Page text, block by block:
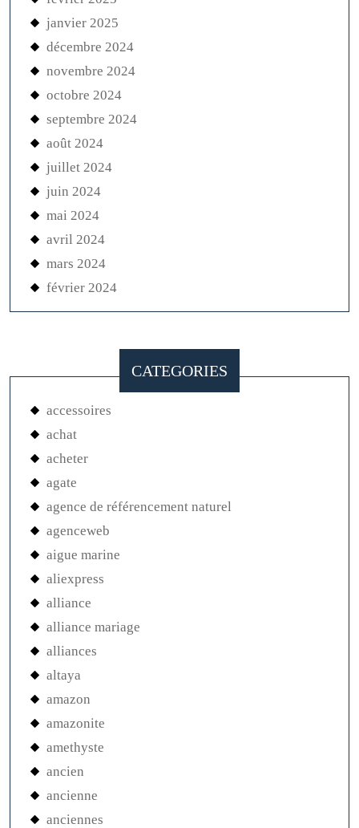
janvier 2025
décembre 2024
novembre 2024
octobre 2024
septembre 2024
août 2024
juillet 2024
juin 2024
mai 2024
avril 2024
mars 2024
février 2024
CATEGORIES
accessoires
achat
acheter
agate
agence de référencement naturel
agenceweb
aigue marine
aliexpress
alliance
alliance mariage
alliances
altaya
amazon
amazonite
amethyste
ancien
ancienne
anciennes